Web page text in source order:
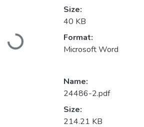
Loading...
Size:
40 KB
Format:
Microsoft Word
Name:
24486-2.pdf
Size:
214.21 KB